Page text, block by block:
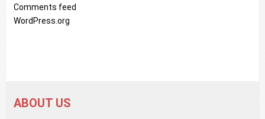
Comments feed
WordPress.org
ABOUT US